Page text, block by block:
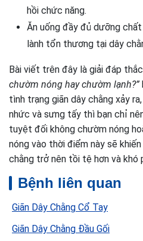
hồi chức năng.
Ăn uống đầy đủ dưỡng
lành tổn thương tại dây
Bài viết trên đây là giải đáp
chườm nóng hay chườm lạnh?”
tình trạng giãn dây chằng xảy
nhức và sưng tấy thì bạn chỉ
tuyệt đối không chườm nóng
nóng vào thời điểm này sẽ
chằng trở nên tồi tệ hơn và khó
Bệnh liên quan
Giãn Dây Chằng Cổ Tay
Giãn Dây Chằng Đầu Gối